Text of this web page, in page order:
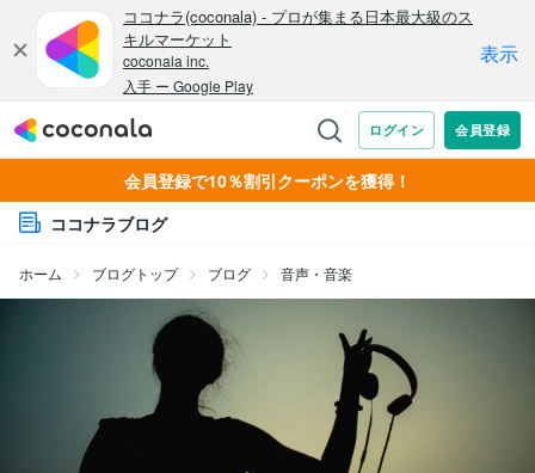
会員登録で10％割引クーポンを獲得！
ココナラブログ
ホーム ブログトップ ブログ 音声・音楽